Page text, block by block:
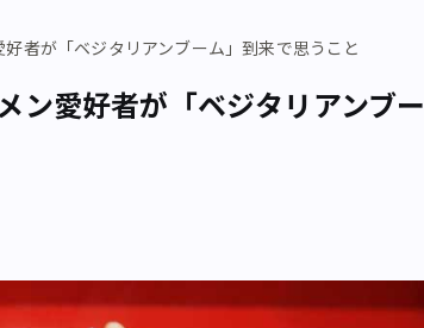
者が「ベジタリアンブーム」到来で思うこと
ン愛好者が「ベジタリアンブー